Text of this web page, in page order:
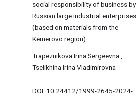
social responsibility of business by
Russian large industrial enterprises
(based on materials from the
Kemerovo region)
Trapeznikova Irina Sergeevna ,
Tselikhina Irina Vladimirovna
DOI: 10.24412/1999-2645-2024-